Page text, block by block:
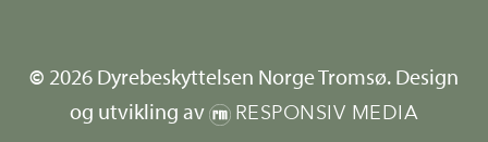
© 2026Dyrebeskyttelsen Norge Tromsø. Design
og utvikling av
RESPONSIV MEDIA